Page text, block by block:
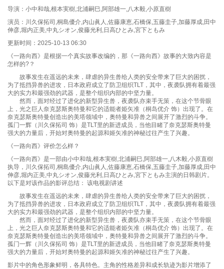
导演：小中和哉,根本実樹,北浦嗣巳,阿部雄一,八木毅,小原直樹
演员：川久保拓司,桐島優介,内山眞人,佐藤康恵,石橋保,五藤圭子,加藤厚成,田中
伸彦,堀内正美,中丸シオン,俊藤光利,日高ひとみ,宮下ともみ
更新时间：2025-10-13 06:30
《一路向西》是根据一个真实故事改编的，那《一路向西》故事的大致内容是
怎样的?？
故事发生在遥远的未来，肆虐的异生兽给人类的安全带来了巨大的困扰，
为了抵挡异兽的进攻，日本政府成立了防卫组织TLT，其中，夜袭队拥有着最强
大的实力和最强劲的武器，是整个组织内部的中坚力量。
然而，面对经过了进化的新型异生兽，夜袭队亦束手无策，在这个节骨眼
上，光之巨人奈克瑟斯奥特曼和它的适能者姫矢准（桐岛优介 饰）出现了。在
奈克瑟斯奥特曼创造出的美塔领域中，奥特曼和异兽之间展开了激烈的斗争。
孤门一辉（川久保拓司 饰）是TLT里的新进成员，当他目睹了奈克瑟斯奥特曼
强大的力量后，开始对奥特曼的起源和姬矢准的神秘过往产生了兴趣。
《一路向西》评价怎么样？
《一路向西》是一部由小中和哉,根本実樹,北浦嗣巳,阿部雄一,八木毅,小原直樹
执导，川久保拓司,桐島優介,内山眞人,佐藤康恵,石橋保,五藤圭子,加藤厚成,田中
伸彦,堀内正美,中丸シオン,俊藤光利,日高ひとみ,宮下ともみ主演的日韩剧片。
以下是对该作品的影评总结： 该电视剧讲述
故事发生在遥远的未来，肆虐的异生兽给人类的安全带来了巨大的困扰，
为了抵挡异兽的进攻，日本政府成立了防卫组织TLT，其中，夜袭队拥有着最强
大的实力和最强劲的武器，是整个组织内部的中坚力量。
然而，面对经过了进化的新型异生兽，夜袭队亦束手无策，在这个节骨眼
上，光之巨人奈克瑟斯奥特曼和它的适能者姫矢准（桐岛优介 饰）出现了。在
奈克瑟斯奥特曼创造出的美塔领域中，奥特曼和异兽之间展开了激烈的斗争。
孤门一辉（川久保拓司 饰）是TLT里的新进成员，当他目睹了奈克瑟斯奥特曼
强大的力量后，开始对奥特曼的起源和姬矢准的神秘过往产生了兴趣。
影片中的角色形象鲜明，各具特色。主角的性格差异和成长轨迹为影片增添了